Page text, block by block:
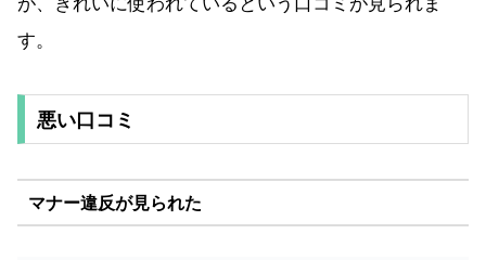
す。
悪い口コミ
マナー違反が見られた